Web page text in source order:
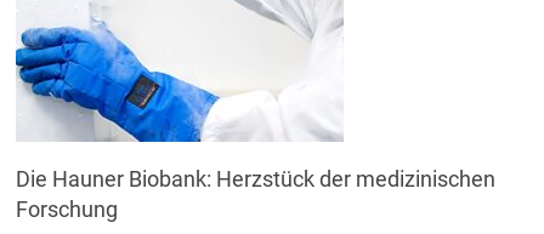
Die Hauner Biobank: Herzstück der medizinischen
Forschung